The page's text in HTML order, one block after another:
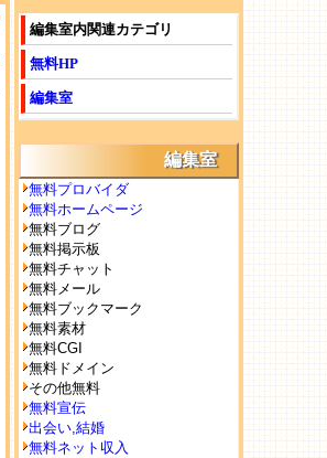
編集室内関連カテゴリ
無料HP
編集室
編集室
無料プロバイダ
無料ホームページ
無料ブログ
無料掲示板
無料チャット
無料メール
無料ブックマーク
無料素材
無料CGI
無料ドメイン
その他無料
無料宣伝
出会い,結婚
無料ネット収入